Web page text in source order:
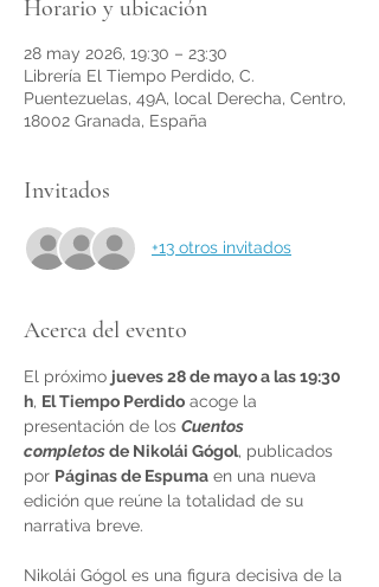
Horario y ubicación
28 may 2026, 19:30 – 23:30
Librería El Tiempo Perdido, C.
Puentezuelas, 49A, local Derecha, Centro,
18002 Granada, España
Invitados
+13 otros invitados
Acerca del evento
El próximo jueves 28 de mayo a las 19:30
h, El Tiempo Perdido acoge la
presentación de los Cuentos
completos de Nikolái Gógol, publicados
por Páginas de Espuma en una nueva
edición que reúne la totalidad de su
narrativa breve.
Nikolái Gógol es una figura decisiva de la